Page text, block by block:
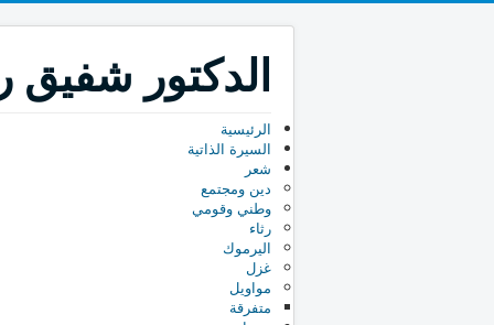
الدكتور شفيق
الرئيسية
السيرة الذاتية
شعر
دين ومجتمع
وطني وقومي
رثاء
اليرموك
غزل
مواويل
متفرقة